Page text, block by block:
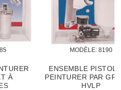
8190
ENSEMBLE PISTOLET À
PEINTURER PAR GRAVITÉ